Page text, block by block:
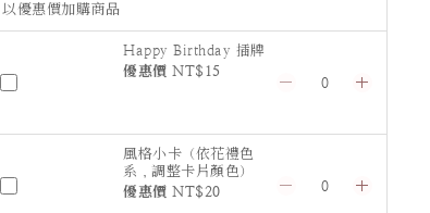
以優惠價加購商品
Happy Birthday 插牌
優惠價 NT$15
風格小卡（依花禮色
系，調整卡片顏色）
優惠價 NT$20